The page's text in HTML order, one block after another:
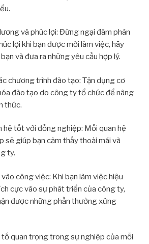
và phúc lợi: Đừng ngại đàm phán
lợi khi bạn được mời làm việc, hãy
và đưa ra những yêu cầu hợp lý.
chương trình đào tạo: Tận dụng cơ
đào tạo do công ty tổ chức để nâng
thức.
hệ tốt với đồng nghiệp: Mối quan hệ
sẽ giúp bạn cảm thấy thoải mái và
ty.
công việc: Khi bạn làm việc hiệu
cực vào sự phát triển của công ty,
được những phần thưởng xứng
quan trọng trong sự nghiệp của mỗi